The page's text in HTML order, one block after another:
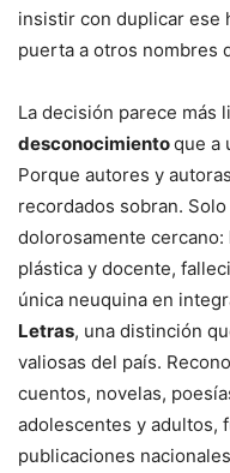
insistir con duplicar ese
puerta a otros nombres
La decisión parece más
desconocimientoque a
Porque autores y
recordados sobran.
dolorosamente cercano:
plástica y docente,
única neuquina en
Letras, una distinción
valiosas del país.
cuentos, novelas,
adolescentes y adultos,
publicaciones